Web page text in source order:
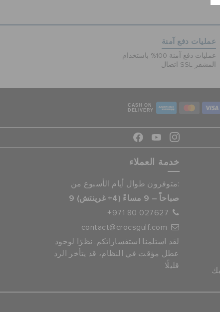
عمليات دفع آمنة
عمليات دفع آمنة 100% باستخدام
اتصال SSL المشفر
CASH ON
DELIVERY
خدمة العملاء
متوفرون طوال أيام الأسبوع من:
9 صباحاً – 9 مساءً (4+ غرينتش)
+971 80 027627
contact@crocsgulf.com
لقد استلمنا استفساراتكم. نظرًا لوجود
عطل مؤقت في النظام، قد يتأخر الرد
قليلًا